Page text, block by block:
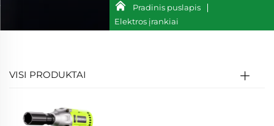
Pradinis puslapis
Elektros įrankiai
VISI PRODUKTAI